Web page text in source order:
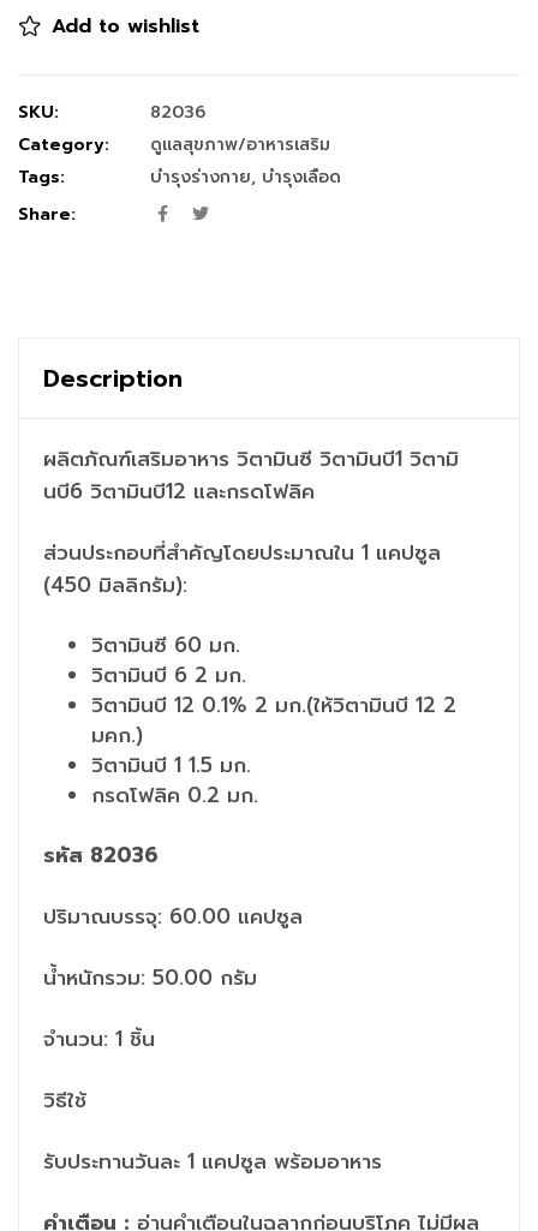
Add to wishlist
SKU:
82036
Category:
ดูแลสุขภาพ/อาหารเสริม
Tags:
บำรุงร่างกาย, บำรุงเลือด
Share:
Description
ผลิตภัณฑ์เสริมอาหาร วิตามินซี วิตามินบี1 วิตามิ
นบี6 วิตามินบี12 และกรดโฟลิค
ส่วนประกอบที่สำคัญโดยประมาณใน 1 แคปซูล
(450 มิลลิกรัม):
วิตามินซี 60 มก.
วิตามินบี 6 2 มก.
วิตามินบี 12 0.1% 2 มก.(ให้วิตามินบี 12 2
มคก.)
วิตามินบี 1 1.5 มก.
กรดโฟลิค 0.2 มก.
รหัส 82036
ปริมาณบรรจุ: 60.00 แคปซูล
น้ำหนักรวม: 50.00 กรัม
จำนวน: 1 ชิ้น
วิธีใช้
รับประทานวันละ 1 แคปซูล พร้อมอาหาร
คำเตือน : อ่านคำเตือนในฉลากก่อนบริโภค ไม่มีผล